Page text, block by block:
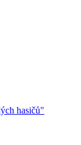
hasičů"